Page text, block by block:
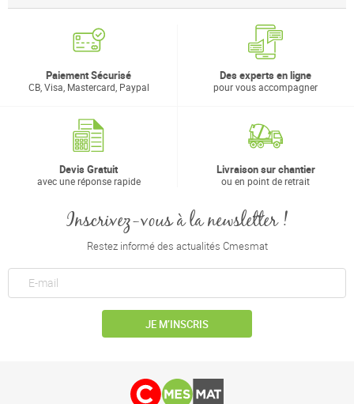
Paiement Sécurisé
CB, Visa, Mastercard, Paypal
Des experts en ligne
pour vous accompagner
Devis Gratuit
avec une réponse rapide
Livraison sur chantier
ou en point de retrait
Inscrivez-vous à la newsletter !
Restez informé des actualités Cmesmat
JE M’INSCRIS